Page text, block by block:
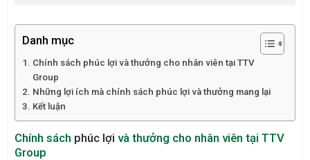
Danh mục
Chính sách phúc lợi và thưởng cho nhân viên tại TTV
Group
Những lợi ích mà chính sách phúc lợi và thưởng mang lại
Kết luận
Chính sách phúc lợi và thưởng cho nhân viên tại TTV
Group